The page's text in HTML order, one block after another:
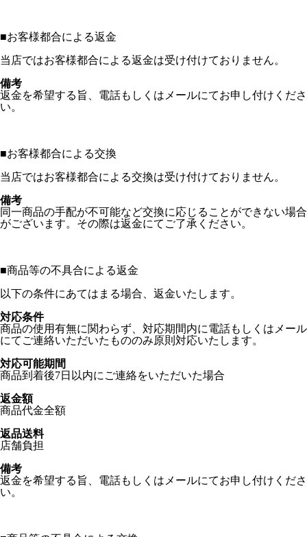
■お客様都合による返金
当店ではお客様都合による返金は受け付けておりません。
備考
返金を希望する旨、電話もしくはメールにてお申し付けくださ
い。
■お客様都合による交換
当店ではお客様都合による交換は受け付けておりません。
備考
同一商品の手配が不可能など交換に応じることができない場合
がございます。その際は返金にてご了承ください。
■商品等の不具合による返金
以下の条件にあてはまる場合、返金いたします。
対応条件
商品の使用有無に関わらず、対応期間内に電話もしくはメール
にてご連絡いただいたもののみ原則対応いたします。
対応可能期間
商品到着後7日以内にご連絡をいただいた場合
返金額
商品代金全額
返品送料
店舗負担
備考
返金を希望する旨、電話もしくはメールにてお申し付けくださ
い。